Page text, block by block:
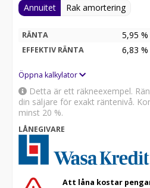
Annuitet Rak amortering
RÄNTA 5,95 %
EFFEKTIV RÄNTA 6,83 %
Öppna kalkylator
Detta är ett räkneexempel.
din säljare för exakt räntenivå.
minst 20 %.
LÅNEGIVARE
Att låna kostar